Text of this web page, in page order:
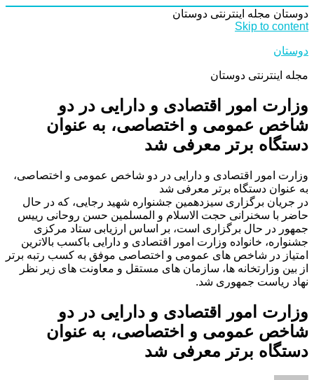
دوستان مجله اینترنتی دوستان
Skip to content
دوستان
مجله اینترنتی دوستان
وزارت امور اقتصادی و دارایی در دو
شاخص عمومی و اختصاصی، به عنوان
دستگاه برتر معرفی شد
وزارت امور اقتصادی و دارایی در دو شاخص عمومی و اختصاصی،
به عنوان دستگاه برتر معرفی شد
در جریان برگزاری سیزدهمین جشنواره شهید رجایی، که در حال
حاضر با سخنرانی حجت الاسلام و المسلمین حسن روحانی رییس
جمهور در حال برگزاری است، بر اساس ارزیابی ستاد مرکزی
جشنواره، خانواده وزارت امور اقتصادی و دارایی باکسب بالاترین
امتیاز در شاخص های عمومی و اختصاصی موفق به کسب رتبه برتر
از بین وزارتخانه ها، سازمان های مستقل و معاونت های زیر نظر
نهاد ریاست جمهوری شد.
وزارت امور اقتصادی و دارایی در دو
شاخص عمومی و اختصاصی، به عنوان
دستگاه برتر معرفی شد